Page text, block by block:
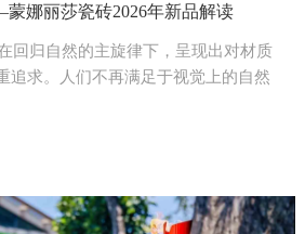
娜丽莎瓷砖2026年新品解读
回归自然的主旋律下，呈现出对材质
追求。人们不再满足于视觉上的自然
的复兴，其核心都在于摒弃工业化的
度、情感与生命记忆的深度表达。